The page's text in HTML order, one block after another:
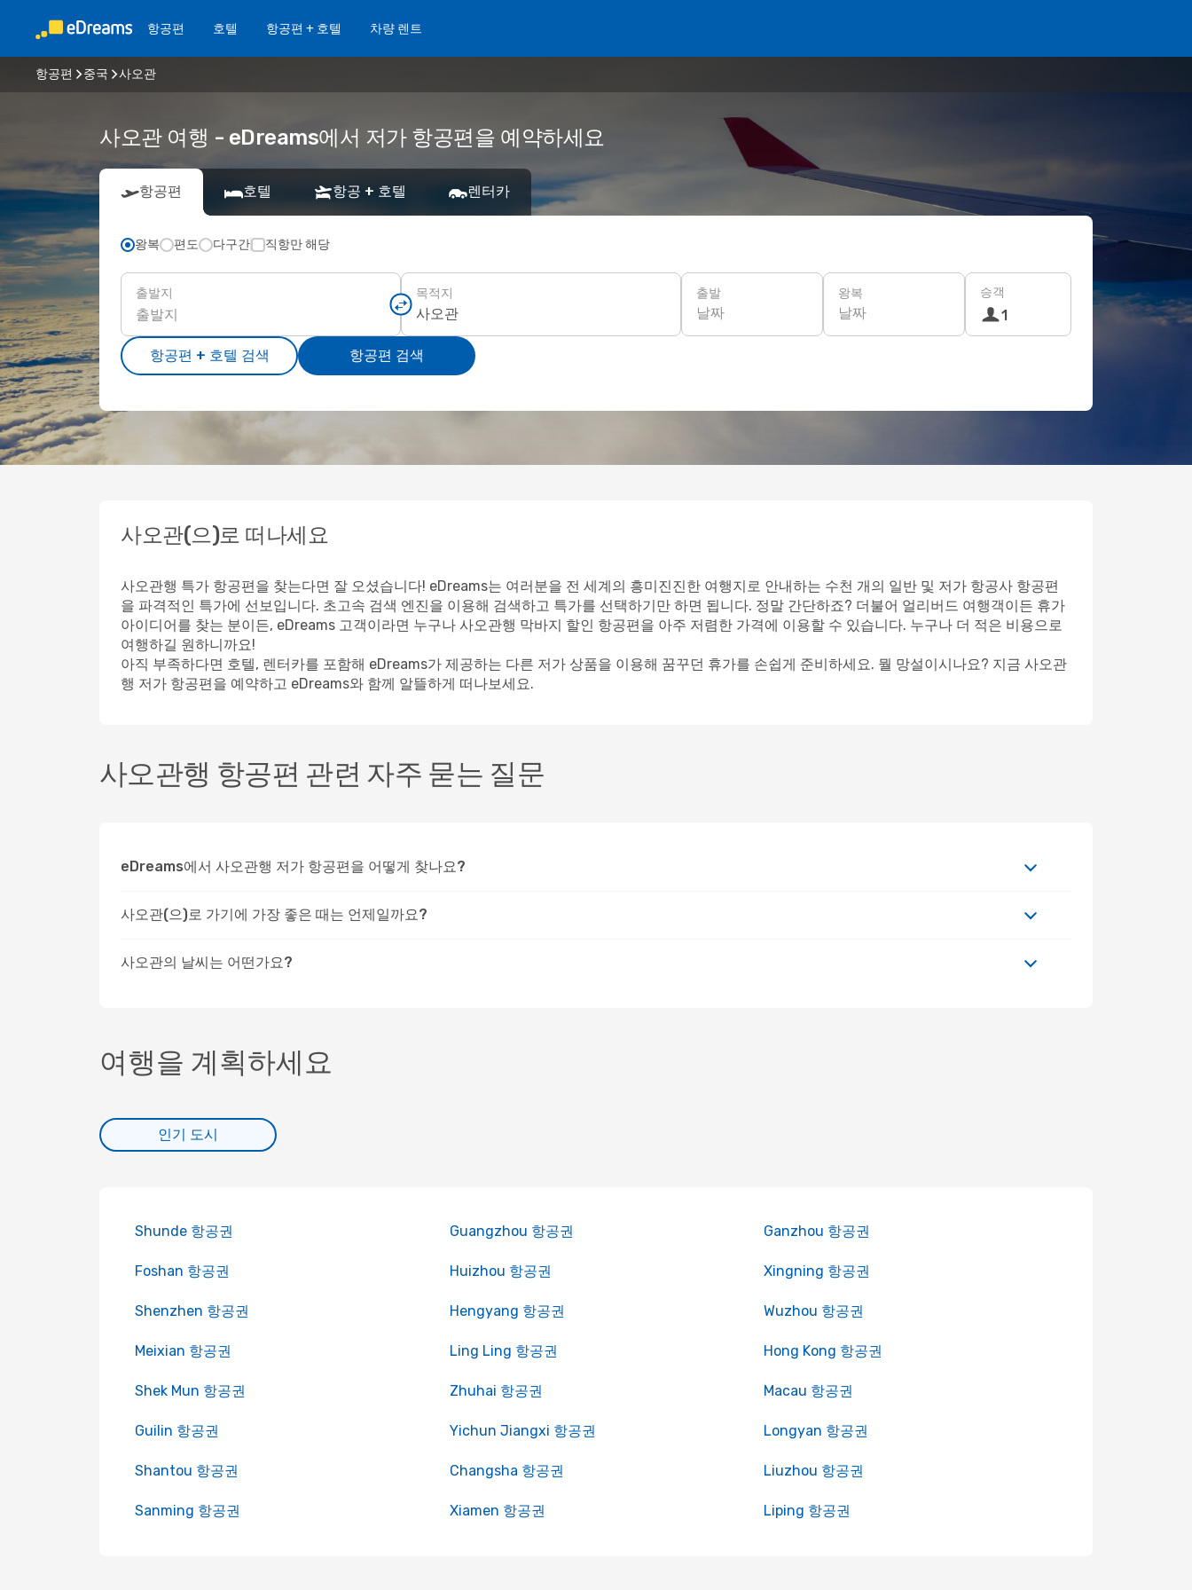
항공편 호텔 항공편 + 호텔 차량 렌트
항공편 중국 사오관
사오관 여행 - eDreams에서 저가 항공편을 예약하세요
항공편 호텔 항공 + 호텔 렌터카
왕복 편도 다구간 직항만 해당
출발지 목적지 출발
날짜
왕복
날짜
승객
1
항공편 + 호텔 검색 항공편 검색
사오관(으)로 떠나세요
사오관행 특가 항공편을 찾는다면 잘 오셨습니다! eDreams는 여러분을 전 세계의 흥미진진한 여행지로 안내하는 수천 개의 일반 및 저가 항공사 항공편
을 파격적인 특가에 선보입니다. 초고속 검색 엔진을 이용해 검색하고 특가를 선택하기만 하면 됩니다. 정말 간단하죠? 더불어 얼리버드 여행객이든 휴가
아이디어를 찾는 분이든, eDreams 고객이라면 누구나 사오관행 막바지 할인 항공편을 아주 저렴한 가격에 이용할 수 있습니다. 누구나 더 적은 비용으로
여행하길 원하니까요!
아직 부족하다면 호텔, 렌터카를 포함해 eDreams가 제공하는 다른 저가 상품을 이용해 꿈꾸던 휴가를 손쉽게 준비하세요. 뭘 망설이시나요? 지금 사오관
행 저가 항공편을 예약하고 eDreams와 함께 알뜰하게 떠나보세요.
사오관행 항공편 관련 자주 묻는 질문
eDreams에서 사오관행 저가 항공편을 어떻게 찾나요?
사오관(으)로 가기에 가장 좋은 때는 언제일까요?
사오관의 날씨는 어떤가요?
여행을 계획하세요
인기 도시
Shunde 항공권 Guangzhou 항공권 Ganzhou 항공권
Foshan 항공권 Huizhou 항공권 Xingning 항공권
Shenzhen 항공권 Hengyang 항공권 Wuzhou 항공권
Meixian 항공권 Ling Ling 항공권 Hong Kong 항공권
Shek Mun 항공권 Zhuhai 항공권 Macau 항공권
Guilin 항공권 Yichun Jiangxi 항공권 Longyan 항공권
Shantou 항공권 Changsha 항공권 Liuzhou 항공권
Sanming 항공권 Xiamen 항공권 Liping 항공권